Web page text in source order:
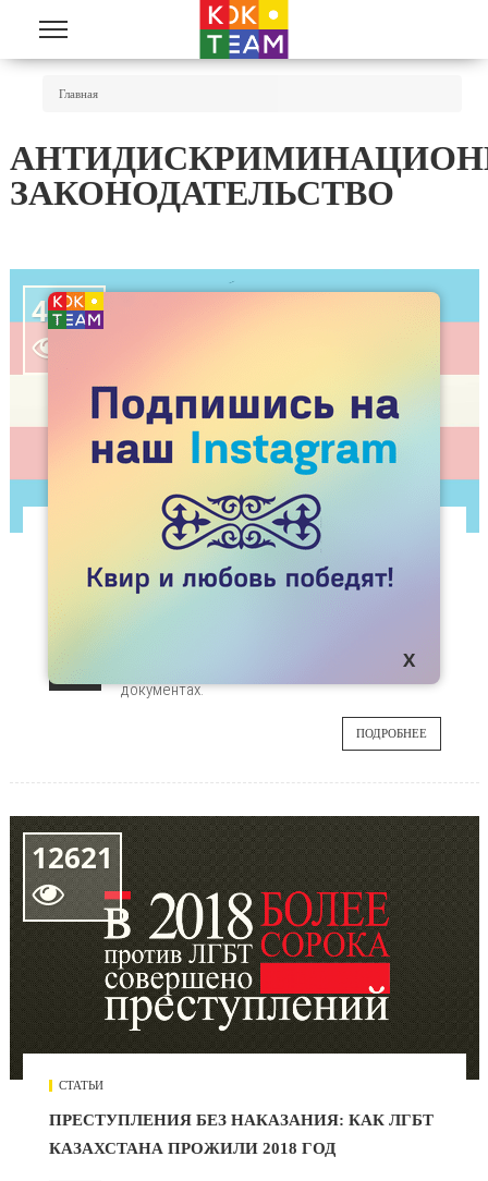
Перейти к основному содержанию
Главная
ЗАКОНОДАТЕЛЬСТВО
4431

ТРАНСФОБИЯ В HALYK BANK
22
гендер не совпадает с полом, указанным в
документах.
ПОДРОБНЕЕ
12621

СТАТЬИ
ПРЕСТУПЛЕНИЯ БЕЗ НАКАЗАНИЯ: КАК ЛГБТ
КАЗАХСТАНА ПРОЖИЛИ 2018 ГОД